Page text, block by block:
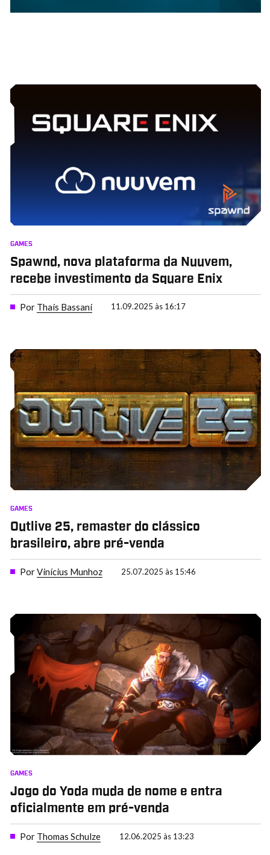
GAMES
Spawnd, nova plataforma da Nuuvem,
recebe investimento da Square Enix
Por Thais Bassani 11.09.2025 às 16:17
GAMES
Outlive 25, remaster do clássico
brasileiro, abre pré-venda
PorVinícius Munhoz 25.07.2025 às 15:46
GAMES
Jogo do Yoda muda de nome e entra
oficialmente em pré-venda
Por Thomas Schulze 12.06.2025 às 13:23